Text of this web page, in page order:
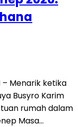
– Menarik ketika
Busyro Karim
rumah dalam
Masa…